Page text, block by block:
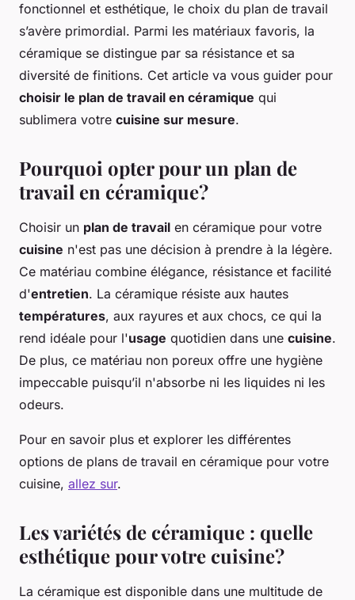
fonctionnel et esthétique, le choix du plan de travail
s’avère primordial. Parmi les matériaux favoris, la
céramique se distingue par sa résistance et sa
diversité de finitions. Cet article va vous guider pour
choisir le plan de travail en céramique qui
sublimera votre cuisine sur mesure.
Pourquoi opter pour un plan de
travail en céramique?
Choisir un plan de travail en céramique pour votre
cuisine n'est pas une décision à prendre à la légère.
Ce matériau combine élégance, résistance et facilité
d'entretien. La céramique résiste aux hautes
températures, aux rayures et aux chocs, ce qui la
rend idéale pour l'usage quotidien dans une cuisine.
De plus, ce matériau non poreux offre une hygiène
impeccable puisqu’il n'absorbe ni les liquides ni les
odeurs.
Pour en savoir plus et explorer les différentes
options de plans de travail en céramique pour votre
cuisine, allez sur.
Les variétés de céramique : quelle
esthétique pour votre cuisine?
La céramique est disponible dans une multitude de